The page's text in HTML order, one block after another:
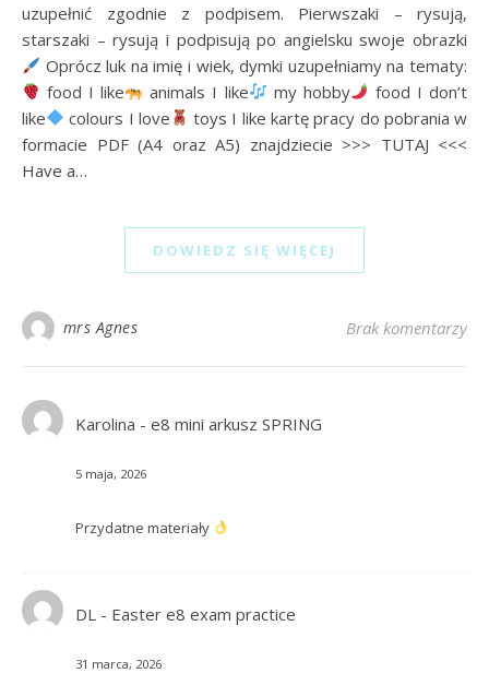
uzupełnić zgodnie z podpisem. Pierwszaki – rysują,
starszaki – rysują i podpisują po angielsku swoje obrazki
Oprócz luk na imię i wiek, dymki uzupełniamy na tematy:
food I like
animals I like my hobby
food I don’t
like
colours I love
toys I like kartę pracy do pobrania w
formacie PDF (A4 oraz A5) znajdziecie >>> TUTAJ <<<
Have a…
DOWIEDZ SIĘ WIĘCEJ
mrs Agnes Brak komentarzy
Karolina - e8 mini arkusz SPRING
5 maja, 2026
Przydatne materiały
DL - Easter e8 exam practice
31 marca, 2026